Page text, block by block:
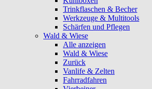
Trinkflaschen & Becher
Werkzeuge & Multitools
Schärfen und Pflegen
Wald & Wiese
Alle anzeigen
Wald & Wiese
Zurück
Vanlife & Zelten
Fahrradfahren